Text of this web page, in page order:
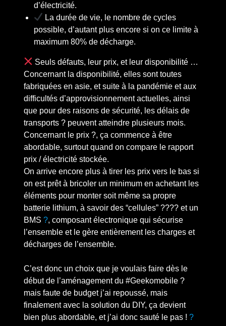
d’électricité.
La durée de vie, le nombre de cycles
possible, d’autant plus encore si on ce limite à
maximum 80% de décharge.
Seuls défauts, leur prix, et leur disponibilité …
Concernant la disponibilité, elles sont toutes
fabriquées en asie, et suite à la pandémie et aux
difficultés d’approvisionnement actuelles, ainsi
que pour des raisons de sécurité, les délais de
transports ? peuvent atteindre plusieurs mois.
Concernant le prix ?, ça commence à être
abordable, surtout quand on compare le rapport
prix / électricité stockée.
On arrive encore plus à tirer les prix vers le bas si
on est prêt à bricoler un minimum en achetant les
éléments pour monter soit même sa propre
batterie lithium, à savoir des “cellules” ???? et un
BMS ?️, composant électronique qui sécurise
l’ensemble et le gère entièrement les charges et
décharges de l’ensemble.
C’est donc un choix que je voulais faire dès le
début de l’aménagement du #Geekomobile ?
mais faute de budget j’ai repoussé, mais
finalement avec la solution du DIY, ça devient
bien plus abordable, et j’ai donc sauté le pas ! ?